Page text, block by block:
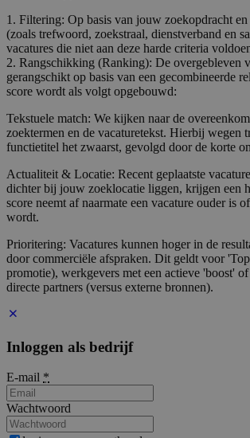
1. Filtering: Op basis van jouw zoekopdracht
(zoals trefwoord, zoekstraal, dienstverband en
vacatures die niet aan deze harde criteria
2. Rangschikking (Ranking): De overgebleven
gerangschikt op basis van een gecombineerde
score wordt als volgt opgebouwd:
Tekstuele match: We kijken naar de
zoektermen en de vacaturetekst. Hierbij wegen
functietitel het zwaarst, gevolgd door de korte
Actualiteit & Locatie: Recent geplaatste
dichter bij jouw zoeklocatie liggen, krijgen een
score neemt af naarmate een vacature ouder is
wordt.
Prioritering: Vacatures kunnen hoger in de
door commerciële afspraken. Dit geldt voor
promotie), werkgevers met een actieve 'boost'
directe partners (versus externe bronnen).
Inloggen als bedrijf
E-mail *
Wachtwoord